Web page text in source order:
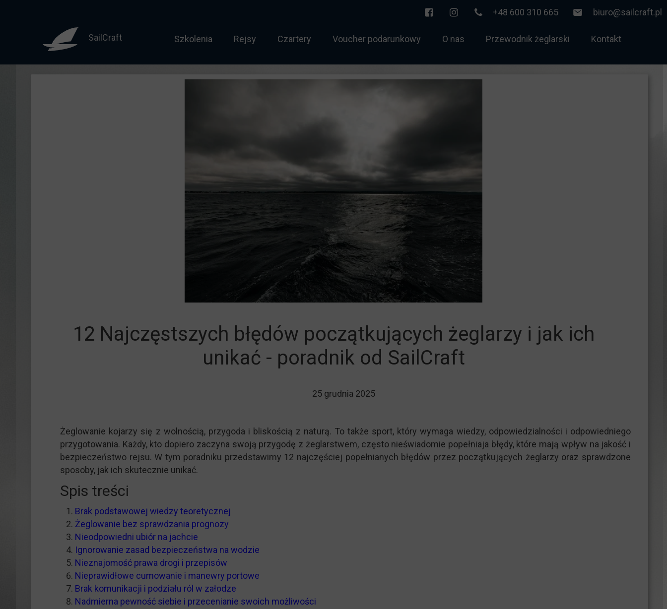
biuro@sailcraft.pl
+48 600 310 665
SailCraft Szkolenia
Sternik motorowodny
Żeglarz jachtowy weekendowy
Manewrowanie jachtem
Rejsy
Norwegia 2026
Czartery Voucher podarunkowy O nas Przewodnik żeglarski Kontakt
25 grudnia 2025
12 Najczęstszych błędów początkujących żeglarzy i jak ich
unikać - poradnik od SailCraft
Żeglowanie kojarzy się z wolnością, przygoda i bliskością z naturą. To także sport, który wymaga wiedzy, odpowiedzialności i odpowiedniego
przygotowania. Każdy, kto dopiero zaczyna swoją przygodę z żeglarstwem, często nieświadomie popełniaja błędy, które mają wpływ na jakość i
bezpieczeństwo rejsu. W tym poradniku przedstawimy 12 najczęściej popełnianych błędów przez początkujących żeglarzy oraz sprawdzone
sposoby, jak ich skutecznie unikać.
Spis treści
Brak podstawowej wiedzy teoretycznej
Żeglowanie bez sprawdzania prognozy
Nieodpowiedni ubiór na jachcie
Ignorowanie zasad bezpieczeństwa na wodzie
Nieznajomość prawa drogi i przepisów
Nieprawidłowe cumowanie i manewry portowe
Brak komunikacji i podziału ról w załodze
Nadmierna pewność siebie i przecenianie swoich możliwości